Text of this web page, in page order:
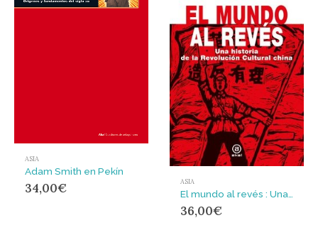
ASIA
Adam Smith en Pekín
34,00€ ASIA
El mundo al revés : Una historia de la revolución cultural china
36,00€